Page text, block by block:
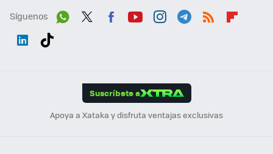
Síguenos
Suscríbete a
Apoya a Xataka y disfruta ventajas exclusivas